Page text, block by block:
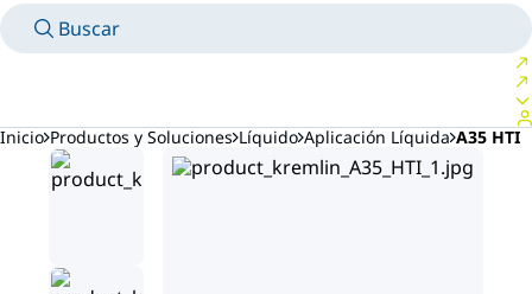
Buscar
Inicio Productos y Soluciones Líquido Aplicación Líquida A35 HTI